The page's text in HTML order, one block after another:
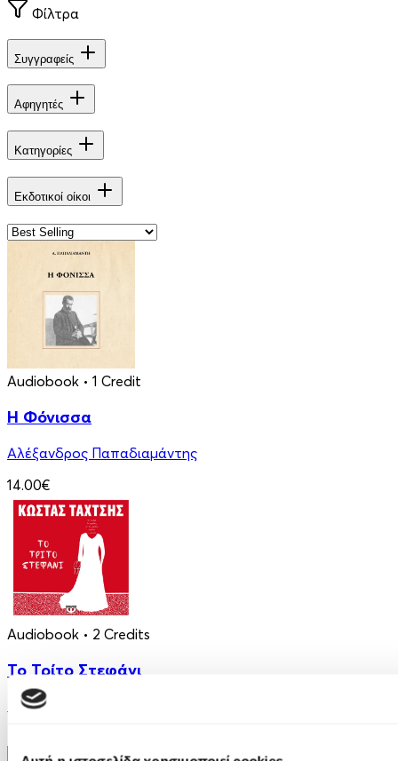
Φίλτρα
Συγγραφείς
Αφηγητές
Κατηγορίες
Εκδοτικοί οίκοι
Audiobook • 1 Credit
Η Φόνισσα
Αλέξανδρος Παπαδιαμάντης
14.00€
Audiobook • 2 Credits
Το Τρίτο Στεφάνι
Κώστας Ταχτσής